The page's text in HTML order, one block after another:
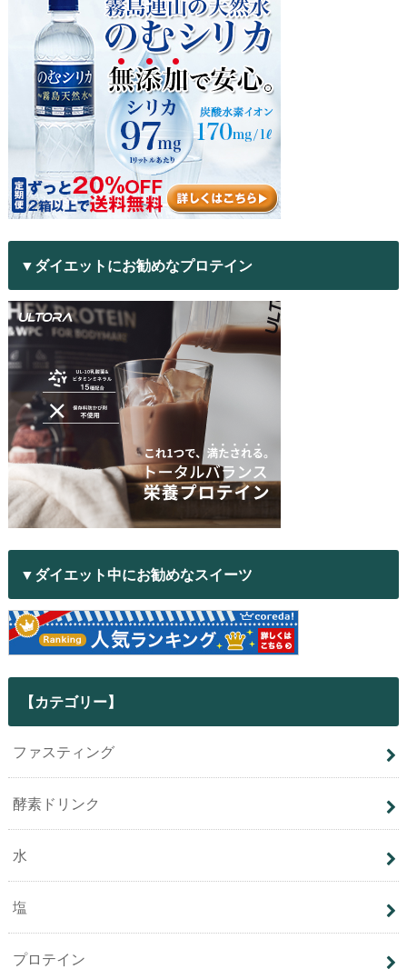
▼ダイエットにお勧めなプロテイン
▼ダイエット中にお勧めなスイーツ
【カテゴリー】
ファスティング
酵素ドリンク
水
塩
プロテイン